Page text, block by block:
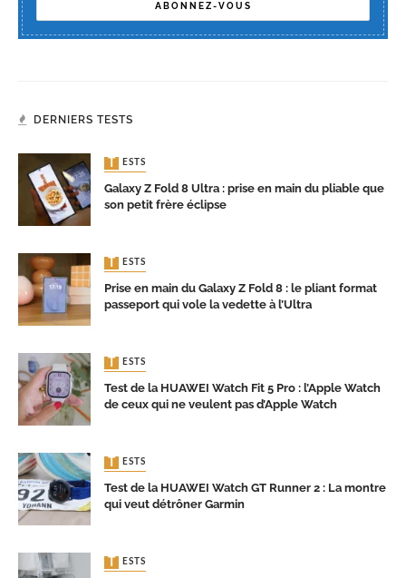
DERNIERS TESTS
TESTS
Galaxy Z Fold 8 Ultra : prise en main du pliable que
son petit frère éclipse
TESTS
Prise en main du Galaxy Z Fold 8 : le pliant format
passeport qui vole la vedette à l’Ultra
TESTS
Test de la HUAWEI Watch Fit 5 Pro : l’Apple Watch
de ceux qui ne veulent pas d’Apple Watch
TESTS
Test de la HUAWEI Watch GT Runner 2 : La montre
qui veut détrôner Garmin
TESTS